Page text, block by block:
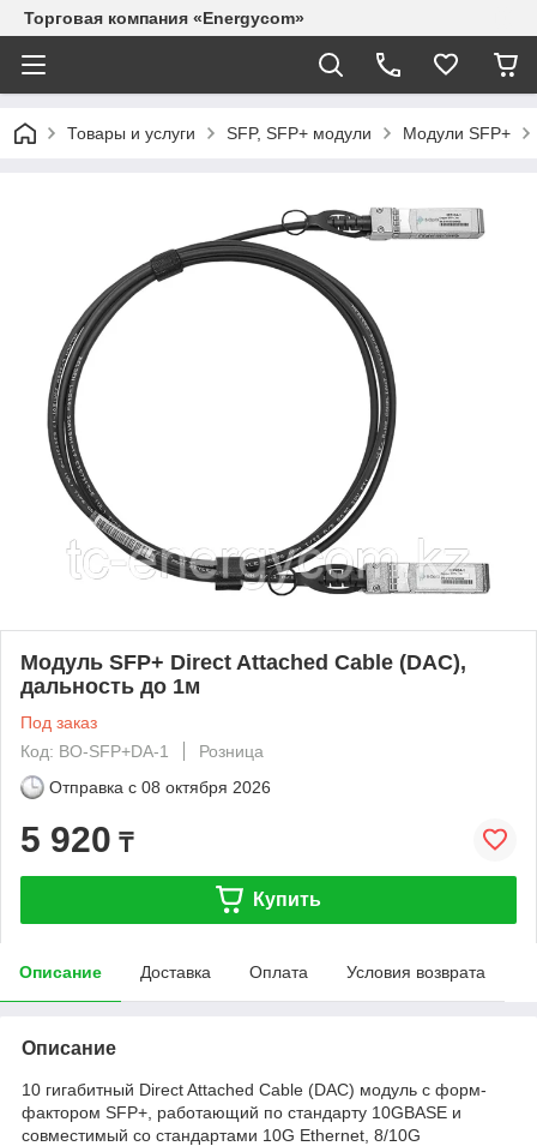
Торговая компания «Energycom»
Товары и услуги SFP, SFP+ модули Модули SFP+
Модуль SFP+ Direct Attached Cable (DAC),
дальность до 1м
Под заказ
Код: BO-SFP+DA-1
Розница
Отправка с 08 октября 2026
5 920 ₸
Купить
Описание Доставка Оплата Условия возврата
Описание
10 гигабитный Direct Attached Cable (DAC) модуль с форм-
фактором SFP+, работающий по стандарту 10GBASE и
совместимый со стандартами 10G Ethernet, 8/10G